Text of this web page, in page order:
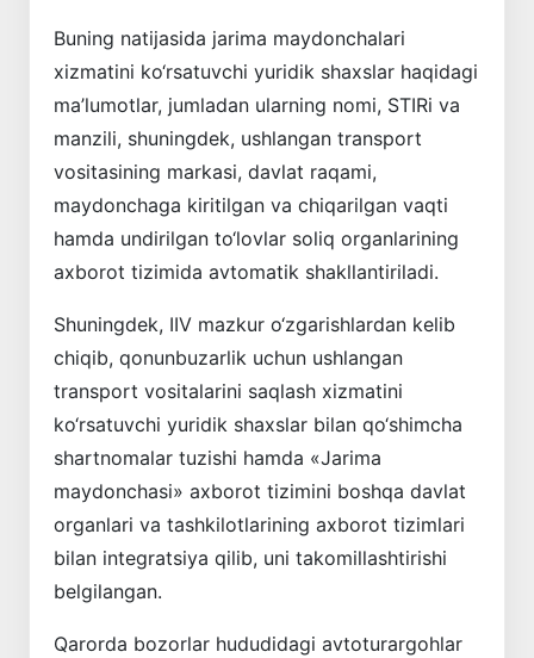
Buning natijasida jarima maydonchalari
xizmatini ko‘rsatuvchi yuridik shaxslar haqidagi
ma’lumotlar, jumladan ularning nomi, STIRi va
manzili, shuningdek, ushlangan transport
vositasining markasi, davlat raqami,
maydonchaga kiritilgan va chiqarilgan vaqti
hamda undirilgan to‘lovlar soliq organlarining
axborot tizimida avtomatik shakllantiriladi.
Shuningdek, IIV mazkur o‘zgarishlardan kelib
chiqib, qonunbuzarlik uchun ushlangan
transport vositalarini saqlash xizmatini
ko‘rsatuvchi yuridik shaxslar bilan qo‘shimcha
shartnomalar tuzishi hamda «Jarima
maydonchasi» axborot tizimini boshqa davlat
organlari va tashkilotlarining axborot tizimlari
bilan integratsiya qilib, uni takomillashtirishi
belgilangan.
Qarorda bozorlar hududidagi avtoturargohlar